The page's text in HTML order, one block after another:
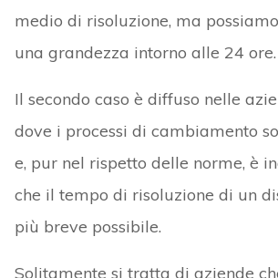
medio di risoluzione, ma
una grandezza intorno alle 24 ore.
Il secondo caso è diffuso nelle
dove i processi di cambiamento
e, pur nel rispetto delle norme, è
che il tempo di risoluzione di un
più breve possibile.
Solitamente si tratta di aziende